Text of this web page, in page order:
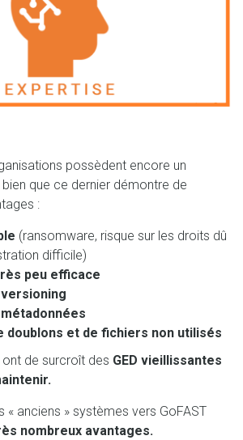
possèdent encore un
que ce dernier démontre de
:
(ransomware, risque sur les droits dû
difficile)
peu efficace
doublons et de fichiers non utilisés
ont de surcroît des GED vieillissantes
« anciens » systèmes vers GoFAST
nombreux avantages.